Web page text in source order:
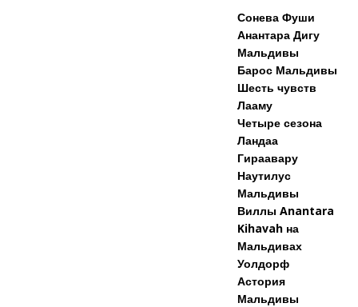
Сонева Фуши
Анантара Дигу
Мальдивы
Барос Мальдивы
Шесть чувств
Лааму
Четыре сезона
Ландаа
Гираавару
Наутилус
Мальдивы
Виллы Anantara
Kihavah на
Мальдивах
Уолдорф
Астория
Мальдивы